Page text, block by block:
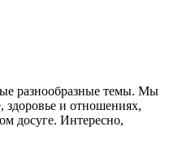
разнообразные темы. Мы
здоровье и отношениях,
досуге. Интересно,